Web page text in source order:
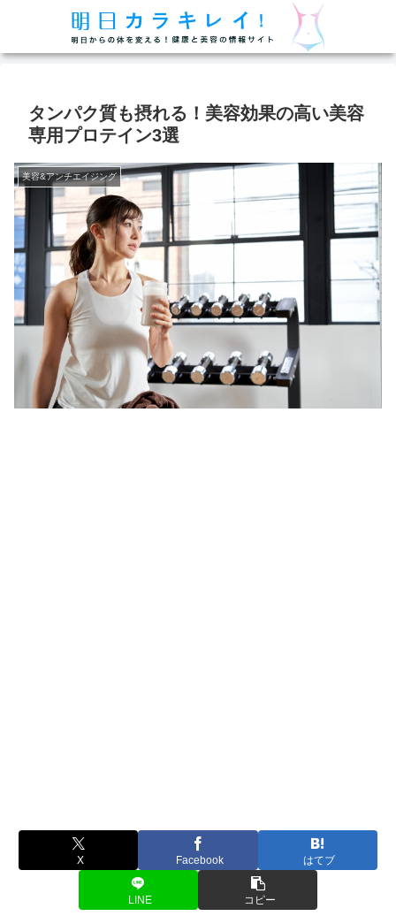
タンパク質も摂れる！美容効果の高い美容
専用プロテイン3選
美容&アンチエイジング
X Facebook はてブ
LINE コピー